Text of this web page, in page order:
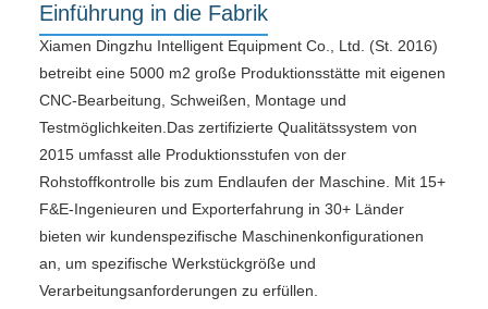
Einführung in die Fabrik
Xiamen Dingzhu Intelligent Equipment Co., Ltd. (St. 2016)
betreibt eine 5000 m2 große Produktionsstätte mit eigenen
CNC-Bearbeitung, Schweißen, Montage und
Testmöglichkeiten.Das zertifizierte Qualitätssystem von
2015 umfasst alle Produktionsstufen von der
Rohstoffkontrolle bis zum Endlaufen der Maschine. Mit 15+
F&E-Ingenieuren und Exporterfahrung in 30+ Länder
bieten wir kundenspezifische Maschinenkonfigurationen
an, um spezifische Werkstückgröße und
Verarbeitungsanforderungen zu erfüllen.